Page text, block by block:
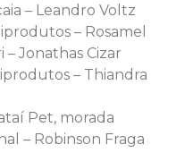
– Leandro Voltz
– Rosamel
– Jonathas Cizar
– Thiandra
Pet, morada
– Robinson Fraga